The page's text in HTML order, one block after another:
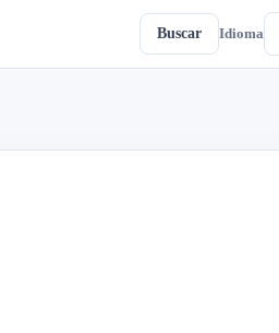
Buscar Idioma